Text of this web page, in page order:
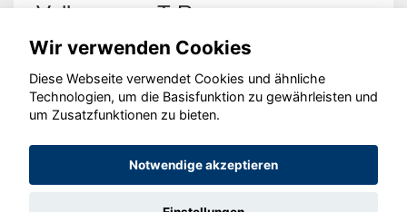
Volkswagen T-Roc
© konjunkturmotor.de GmbH 2020 - 2026
Wir verwenden Cookies
Diese Webseite verwendet Cookies und ähnliche
Technologien, um die Basisfunktion zu gewährleisten und
um Zusatzfunktionen zu bieten.
Notwendige akzeptieren